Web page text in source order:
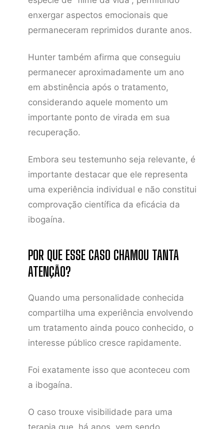
enxergar aspectos emocionais que
permaneceram reprimidos durante anos.
Hunter também afirma que conseguiu
permanecer aproximadamente um ano
em abstinência após o tratamento,
considerando aquele momento um
importante ponto de virada em sua
recuperação.
Embora seu testemunho seja relevante, é
importante destacar que ele representa
uma experiência individual e não constitui
comprovação científica da eficácia da
ibogaína.
POR QUE ESSE CASO CHAMOU TANTA
ATENÇÃO?
Quando uma personalidade conhecida
compartilha uma experiência envolvendo
um tratamento ainda pouco conhecido, o
interesse público cresce rapidamente.
Foi exatamente isso que aconteceu com
a ibogaína.
O caso trouxe visibilidade para uma